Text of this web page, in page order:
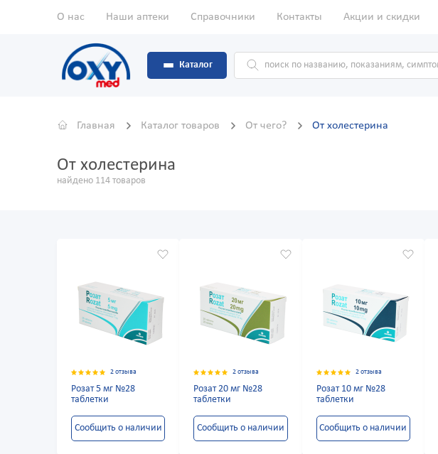
О нас Наши аптеки Справочники Контакты Акции и скидки
Каталог
Главная Каталог товаров От чего? От холестерина
От холестерина
найдено 114 товаров
2 отзыва
Розат 5 мг №28
таблетки
Сообщить о наличии
2 отзыва
Розат 20 мг №28
таблетки
Сообщить о наличии
2 отзыва
Розат 10 мг №28
таблетки
Сообщить о наличии